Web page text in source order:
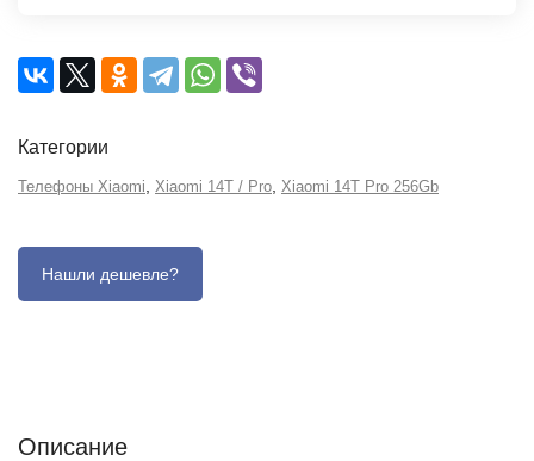
Категории
Телефоны Xiaomi Xiaomi 14T / Pro Xiaomi 14T Pro 256Gb
Описание